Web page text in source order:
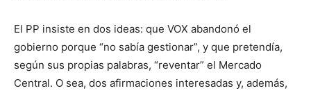
El PP insiste en dos ideas: que VOX abandonó el
gobierno porque “no sabía gestionar”, y que pretendía,
según sus propias palabras, “reventar” el Mercado
Central. O sea, dos afirmaciones interesadas y, además,